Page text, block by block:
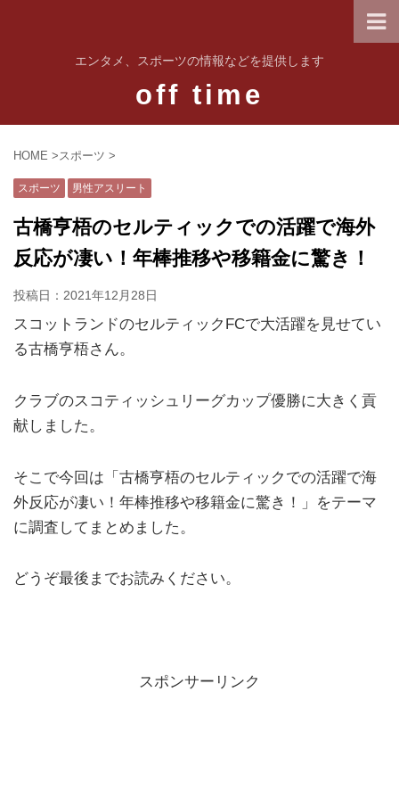
エンタメ、スポーツの情報などを提供します
off time
HOME >スポーツ >
スポーツ 男性アスリート
古橋亨梧のセルティックでの活躍で海外
反応が凄い！年棒推移や移籍金に驚き！
投稿日： 2021年12月28日
スコットランドのセルティックFCで大活躍を見せてい
る古橋亨梧さん。
クラブのスコティッシュリーグカップ優勝に大きく貢
献しました。
そこで今回は「古橋亨梧のセルティックでの活躍で海
外反応が凄い！年棒推移や移籍金に驚き！」をテーマ
に調査してまとめました。
どうぞ最後までお読みください。
スポンサーリンク